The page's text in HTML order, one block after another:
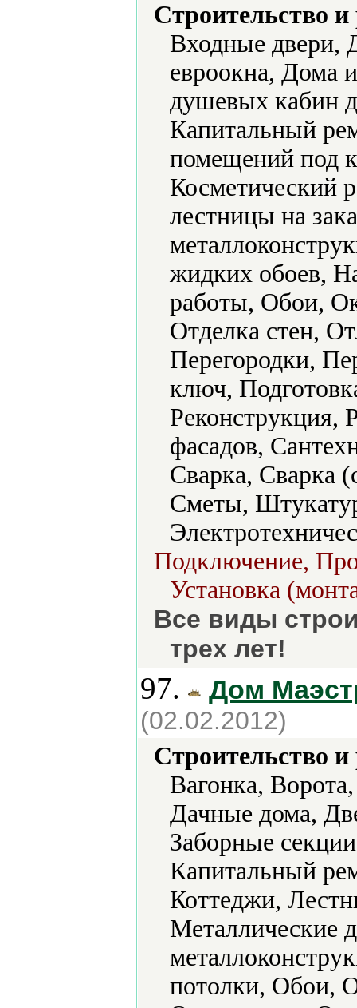
Строительство
Входные двери,
евроокна, Дома
душевых кабин
Капитальный
помещений под
Косметический
лестницы на
жидких обоев,
работы, Обои,
Отделка стен,
Перегородки,
ключ,
Реконструкция,
фасадов,
Сварка, Сварка
Сметы,
Подключение,
Установка
Все виды
трех лет!
97. Дом
(02.02.2012)
Строительство
Вагонка,
Дачные дома,
Заборные
Капитальный
Коттеджи,
Металлические
потолки, Обои,